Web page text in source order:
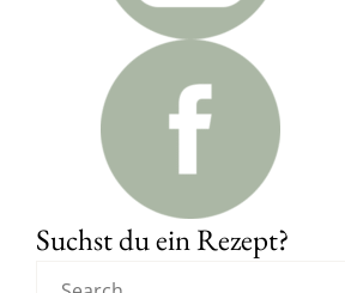
Suchst du ein Rezept?